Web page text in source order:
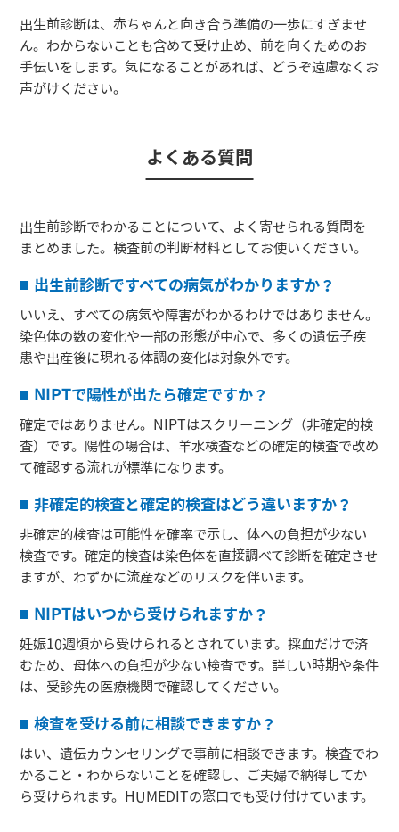
出生前診断は、赤ちゃんと向き合う準備の一歩にすぎませ
ん。わからないことも含めて受け止め、前を向くためのお
手伝いをします。気になることがあれば、どうぞ遠慮なくお
声がけください。
よくある質問
出生前診断でわかることについて、よく寄せられる質問を
まとめました。検査前の判断材料としてお使いください。
出生前診断ですべての病気がわかりますか？
いいえ、すべての病気や障害がわかるわけではありません。
染色体の数の変化や一部の形態が中心で、多くの遺伝子疾
患や出産後に現れる体調の変化は対象外です。
NIPTで陽性が出たら確定ですか？
確定ではありません。NIPTはスクリーニング（非確定的検
査）です。陽性の場合は、羊水検査などの確定的検査で改め
て確認する流れが標準になります。
非確定的検査と確定的検査はどう違いますか？
非確定的検査は可能性を確率で示し、体への負担が少ない
検査です。確定的検査は染色体を直接調べて診断を確定させ
ますが、わずかに流産などのリスクを伴います。
NIPTはいつから受けられますか？
妊娠10週頃から受けられるとされています。採血だけで済
むため、母体への負担が少ない検査です。詳しい時期や条件
は、受診先の医療機関で確認してください。
検査を受ける前に相談できますか？
はい、遺伝カウンセリングで事前に相談できます。検査でわ
かること・わからないことを確認し、ご夫婦で納得してか
ら受けられます。HUMEDITの窓口でも受け付けています。